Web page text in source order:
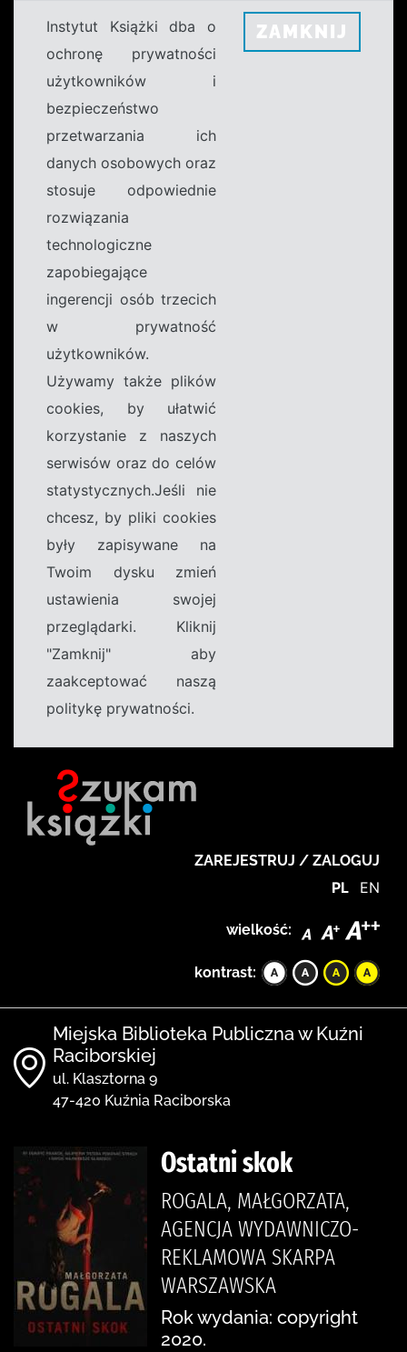
Instytut Książki dba o
ochronę prywatności
użytkowników i
bezpieczeństwo
przetwarzania ich
danych osobowych oraz
stosuje odpowiednie
rozwiązania
technologiczne
zapobiegające
ingerencji osób trzecich
w prywatność
użytkowników.
Używamy także plików
cookies, by ułatwić
korzystanie z naszych
serwisów oraz do celów
statystycznych.Jeśli nie
chcesz, by pliki cookies
były zapisywane na
Twoim dysku zmień
ustawienia swojej
przeglądarki. Kliknij
"Zamknij" aby
zaakceptować naszą
politykę prywatności.
ZAMKNIJ
ZAREJESTRUJ / ZALOGUJ
PL EN
wielkość:
kontrast:
Miejska Biblioteka Publiczna w Kuźni
Raciborskiej
ul. Klasztorna 9
47-420 Kuźnia Raciborska
Ostatni skok
ROGALA, MAŁGORZATA,
AGENCJA WYDAWNICZO-
REKLAMOWA SKARPA
WARSZAWSKA
Rok wydania: copyright
2020.